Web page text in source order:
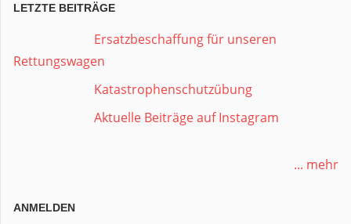
LETZTE BEITRÄGE
Ersatzbeschaffung für unseren
Rettungswagen
Katastrophenschutzübung
Aktuelle Beiträge auf Instagram
... mehr
ANMELDEN